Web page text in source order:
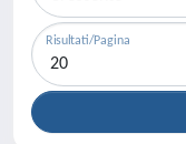
Risultati/Pagina